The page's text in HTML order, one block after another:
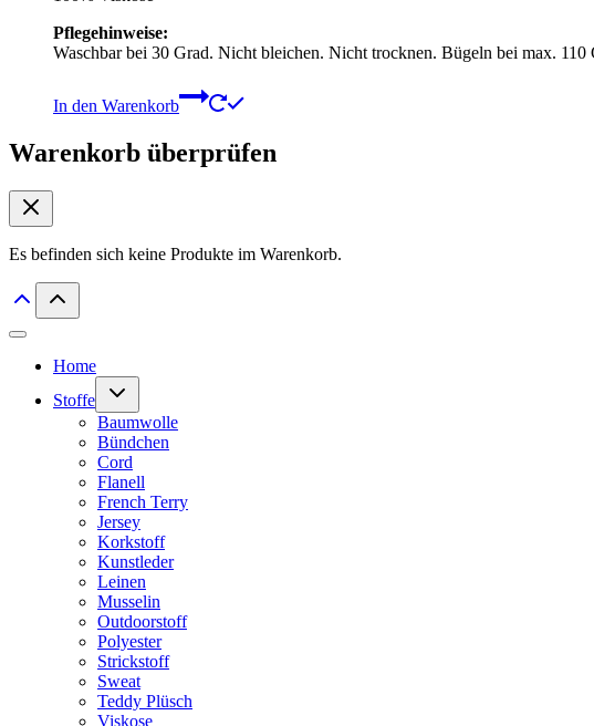
Pflegehinweise:
Waschbar bei 30 Grad. Nicht bleichen. Nicht trocknen. Bügeln bei max. 110
In den Warenkorb
Warenkorb überprüfen
Es befinden sich keine Produkte im Warenkorb.
Home
Stoffe
Untermenü
Baumwolle
Bündchen
Cord
Flanell
French Terry
Jersey
Korkstoff
Kunstleder
Leinen
Musselin
Outdoorstoff
Polyester
Strickstoff
Sweat
Teddy Plüsch
Viskose